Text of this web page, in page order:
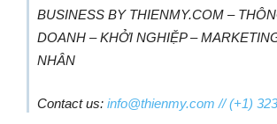
BUSINESS BY THIENMY.COM –
DOANH – KHỞI NGHIỆP –
NHÂN
Contact us: info@thienmy.com // (+1)